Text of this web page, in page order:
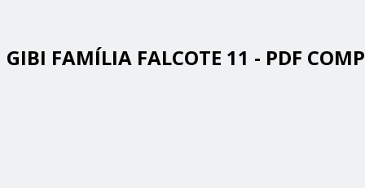
GIBI FAMÍLIA FALCOTE 11 - PDF